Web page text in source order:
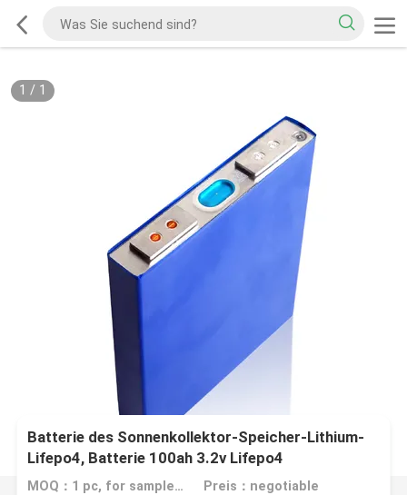
1 / 1
Batterie des Sonnenkollektor-Speicher-Lithium-
Lifepo4, Batterie 100ah 3.2v Lifepo4
MOQ：1 pc, for sample test Preis：negotiable